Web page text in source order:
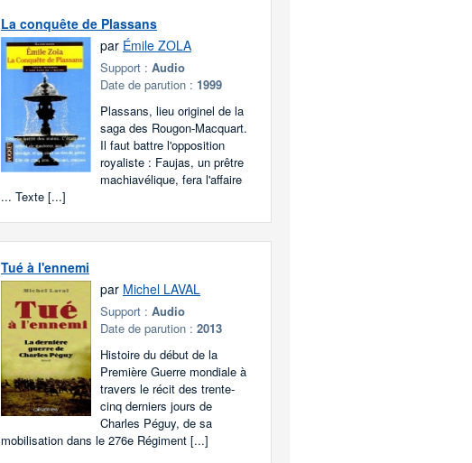
La conquête de Plassans
par Émile ZOLA
Support : Audio
Date de parution : 1999
Plassans, lieu originel de la
saga des Rougon-Macquart.
Il faut battre l'opposition
royaliste : Faujas, un prêtre
machiavélique, fera l'affaire
... Texte [...]
Tué à l'ennemi
par Michel LAVAL
Support : Audio
Date de parution : 2013
Histoire du début de la
Première Guerre mondiale à
travers le récit des trente-
cinq derniers jours de
Charles Péguy, de sa
mobilisation dans le 276e Régiment [...]